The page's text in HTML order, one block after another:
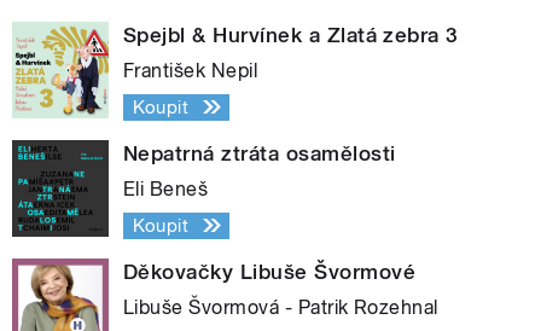
Spejbl & Hurvínek a Zlatá zebra 3
František Nepil
Koupit
Nepatrná ztráta osamělosti
Eli Beneš
Koupit
Děkovačky Libuše Švormové
Libuše Švormová - Patrik Rozehnal